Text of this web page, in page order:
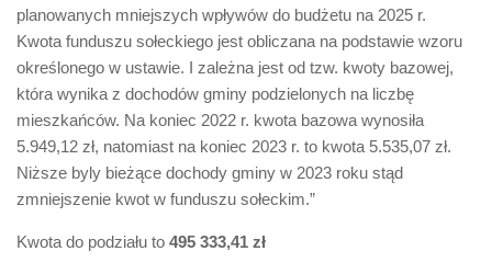
planowanych mniejszych wpływów do budżetu na 2025 r.
Kwota funduszu sołeckiego jest obliczana na podstawie wzoru
określonego w ustawie. I zależna jest od tzw. kwoty bazowej,
która wynika z dochodów gminy podzielonych na liczbę
mieszkańców. Na koniec 2022 r. kwota bazowa wynosiła
5.949,12 zł, natomiast na koniec 2023 r. to kwota 5.535,07 zł.
Niższe byly bieżące dochody gminy w 2023 roku stąd
zmniejszenie kwot w funduszu sołeckim.”
Kwota do podziału to 495 333,41 zł